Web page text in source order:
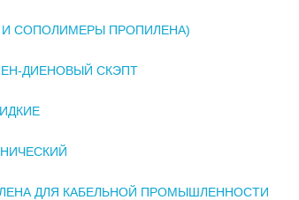
СОПОЛИМЕРЫ ПРОПИЛЕНА)
ДИЕНОВЫЙ СКЭПТ
ДЛЯ КАБЕЛЬНОЙ ПРОМЫШЛЕННОСТИ